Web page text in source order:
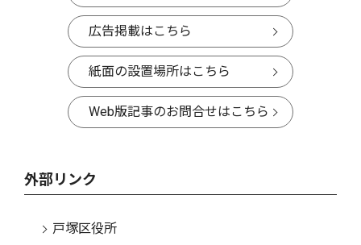
広告掲載はこちら
紙面の設置場所はこちら
Web版記事のお問合せはこちら
外部リンク
戸塚区役所